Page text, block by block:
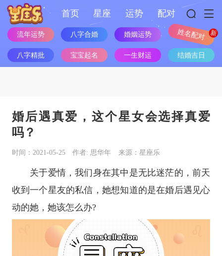
首页 星座 运势 配对
流年运势 八字合婚 婚姻运势 姓名配对
八字精批 宝宝起名 一生财运 结婚吉日
婚后遇真爱，这个星女会选择真爱
吗？
时间：2021-05-25 作者: 思华年 来源：星座乐
关于爱情，我们身在其中是无比迷茫的，前天
收到一个星友的私信，她想知道的是在婚后遇见心
动的她，她该怎么办?